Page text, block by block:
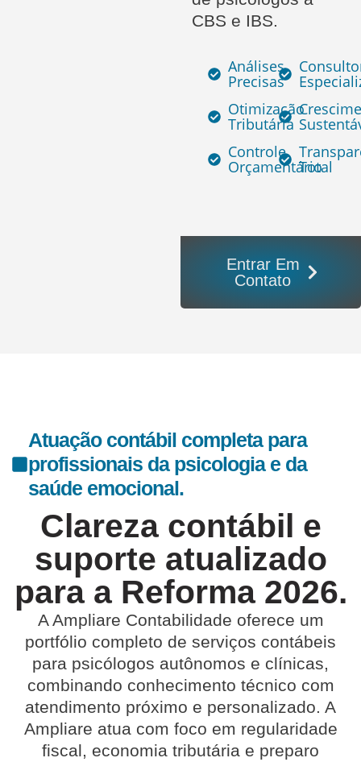
CBS e IBS.
Análises
Precisas
Otimização
Tributária
Controle
Orçamentário
Total
Entrar Em
Contato
Atuação contábil completa para
profissionais da psicologia e da
saúde emocional.
Clareza contábil e
suporte atualizado
para a Reforma 2026.
AAmpliare Contabilidade oferece um
portfólio completo de serviços contábeis
para psicólogos autônomos e clínicas,
combinando conhecimento técnico com
atendimento próximo e personalizado. A
Ampliare atua com foco em regularidade
fiscal, economia tributária e preparo